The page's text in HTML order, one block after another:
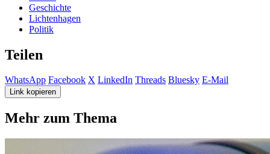
Geschichte
Lichtenhagen
Politik
Teilen
WhatsApp Facebook X LinkedIn Threads Bluesky E-Mail
Link kopieren
Mehr zum Thema